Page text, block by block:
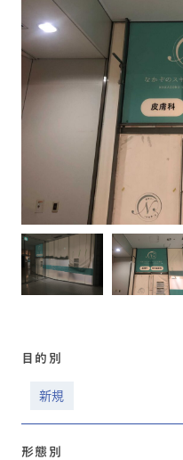
目的別
新規
形態別